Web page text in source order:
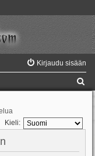
Kirjaudu sisään
Kieli: